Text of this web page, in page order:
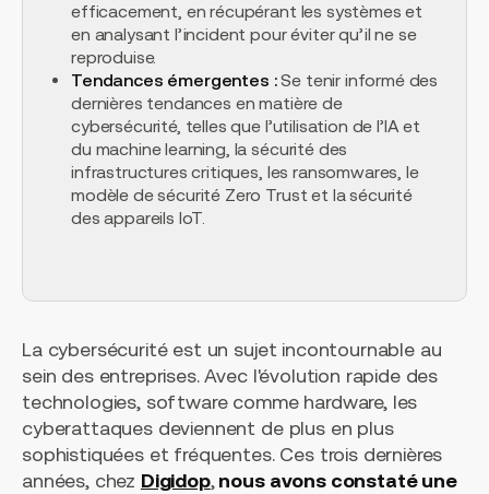
efficacement, en récupérant les systèmes et
en analysant l’incident pour éviter qu’il ne se
reproduise.
Tendances émergentes :Se tenir informé des
dernières tendances en matière de
cybersécurité, telles que l’utilisation de l’IA et
du machine learning, la sécurité des
infrastructures critiques, les ransomwares, le
modèle de sécurité Zero Trust et la sécurité
des appareils IoT.
La cybersécurité est un sujet incontournable au
sein des entreprises. Avec l'évolution rapide des
technologies, software comme hardware, les
cyberattaques deviennent de plus en plus
sophistiquées et fréquentes. Ces trois dernières
années, chez Digidop, nous avons constaté une